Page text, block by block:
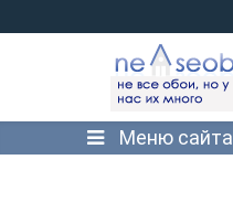
Меню сайта